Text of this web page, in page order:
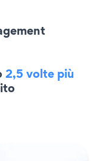
2,5 volte più